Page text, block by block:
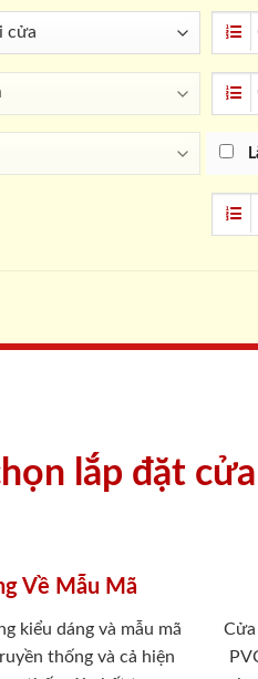
lắp đặt
Về Mẫu Mã
kiểu dáng và mẫu mã
thống và cả hiện